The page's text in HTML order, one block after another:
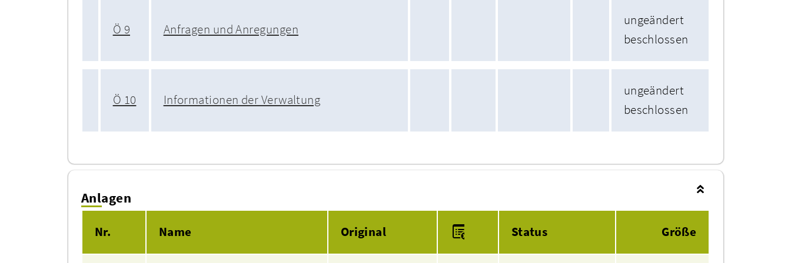
Ö 9 Anfragen und Anregungen
ungeändert
beschlossen
Ö 10 Informationen der Verwaltung
ungeändert
beschlossen
Anlagen
Nr.
Name Original Status Größe